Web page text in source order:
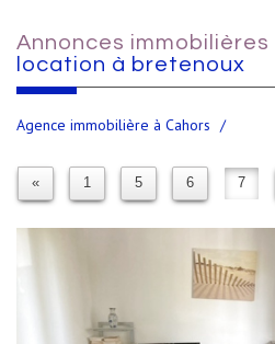
Annonces immobilières
location à bretenoux
Agence immobilière à Cahors
« 1 5 6 7